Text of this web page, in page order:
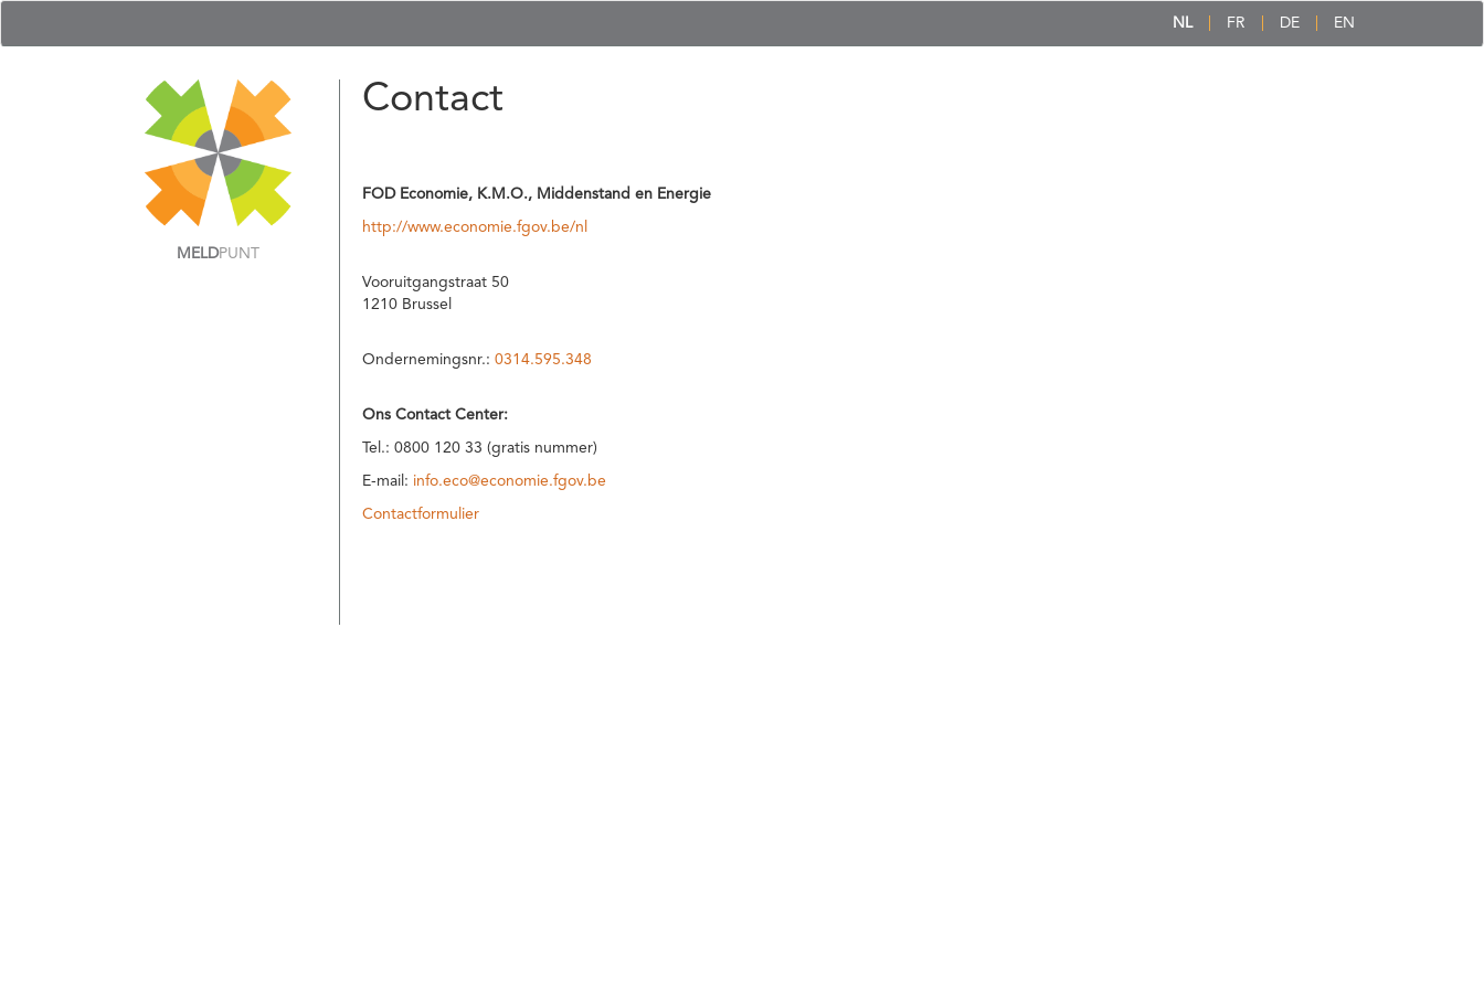
NL FR DE EN
MELDPUNT
Contact
FOD Economie, K.M.O., Middenstand en Energie
http://www.economie.fgov.be/nl
Vooruitgangstraat 50
1210 Brussel
Ondernemingsnr.: 0314.595.348
Ons Contact Center:
Tel.: 0800 120 33 (gratis nummer)
E-mail: info.eco@economie.fgov.be
Contactformulier